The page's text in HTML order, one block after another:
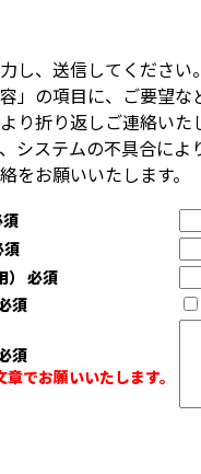
し、送信してください
」の項目に、ご要望
り折り返しご連絡いた
システムの不具合に
をお願いいたします。
須
必須
須
須
でお願いいたします。